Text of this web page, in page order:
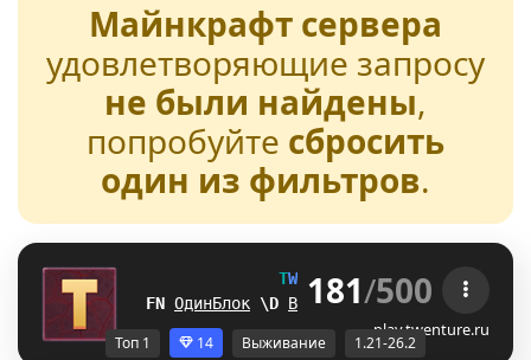
Майнкрафт сервера
удовлетворяющие запросу
не были найдены,
попробуйте сбросить
один из фильтров.
TW NT UR E
[1.21-26.2]
UI ОдинБлок E_ Выживание _C БедВарс
181/500
play.twenture.ru
Топ 1 14 Выживание 1.21-26.2